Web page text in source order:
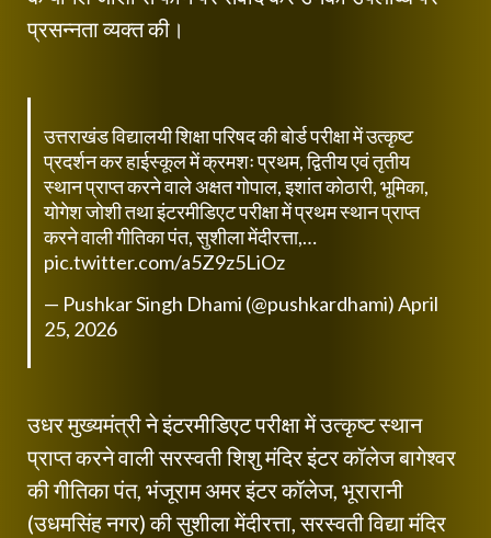
प्रसन्नता व्यक्त की।
उत्तराखंड विद्यालयी शिक्षा परिषद की बोर्ड परीक्षा में उत्कृष्ट
प्रदर्शन कर हाईस्कूल में क्रमशः प्रथम, द्वितीय एवं तृतीय
स्थान प्राप्त करने वाले अक्षत गोपाल, इशांत कोठारी, भूमिका,
योगेश जोशी तथा इंटरमीडिएट परीक्षा में प्रथम स्थान प्राप्त
करने वाली गीतिका पंत, सुशीला मेंदीरत्ता,…
pic.twitter.com/a5Z9z5LiOz
— Pushkar Singh Dhami (@pushkardhami)April
25, 2026
उधर मुख्यमंत्री ने इंटरमीडिएट परीक्षा में उत्कृष्ट स्थान
प्राप्त करने वाली सरस्वती शिशु मंदिर इंटर कॉलेज बागेश्वर
की गीतिका पंत, भंजूराम अमर इंटर कॉलेज, भूरारानी
(उधमसिंह नगर) की सुशीला मेंदीरत्ता, सरस्वती विद्या मंदिर